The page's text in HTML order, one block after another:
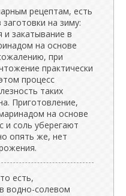
рецептам, есть
на зиму:
и закатывание в
на основе
при
практически
процесс
таких
Приготовление,
на основе
и соль уберегают
опять же, нет
есть,
водно-солевом